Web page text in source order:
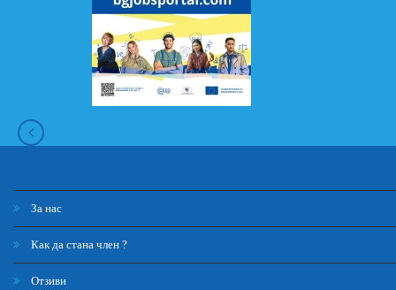
За нас
Как да стана член ?
Отзиви